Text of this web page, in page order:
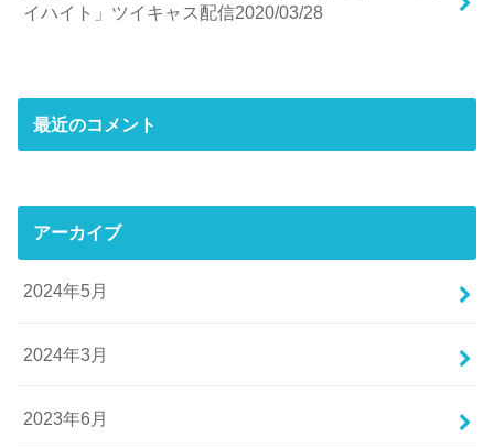
イハイト」ツイキャス配信2020/03/28
最近のコメント
アーカイブ
2024年5月
2024年3月
2023年6月